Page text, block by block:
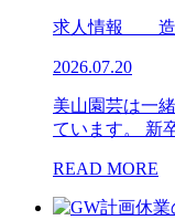
求人情報 造
2026.07.20
美山園芸は一
ています。 新
READ MORE